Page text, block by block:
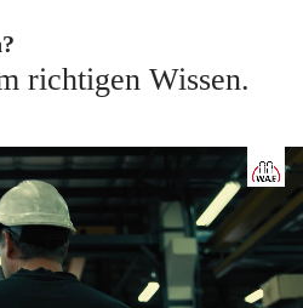
richtigen Wissen.
dich.